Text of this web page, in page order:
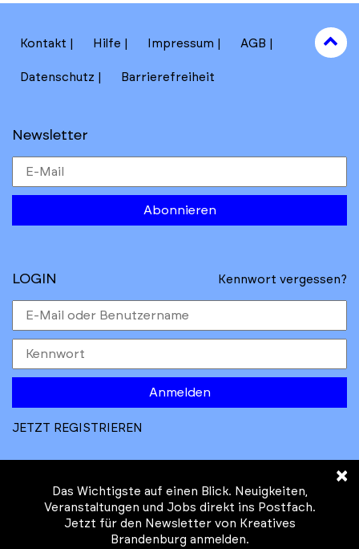
Kontakt Hilfe Impressum AGB
Datenschutz Barrierefreiheit
Newsletter
Abonnieren
to
top
LOGIN Kennwort vergessen?
Anmelden
JETZT REGISTRIEREN
© Kreatives Brandenburg im Auftrag des
×
Das Wichtigste auf einen Blick. Neuigkeiten,
Veranstaltungen und Jobs direkt ins Postfach.
Jetzt für den Newsletter von Kreatives
Brandenburg anmelden.